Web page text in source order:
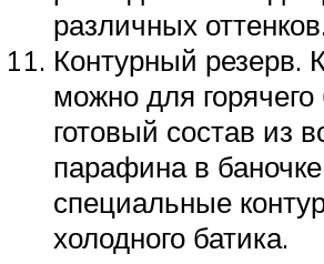
различных
Контурный резерв.
можно для горячего
готовый состав из
парафина в
специальные
холодного батика.